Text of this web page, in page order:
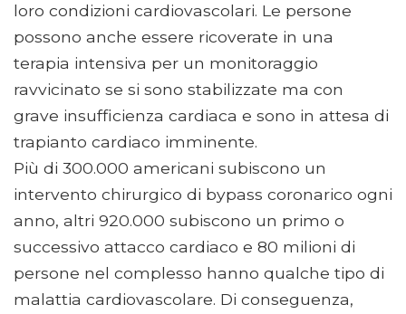
loro condizioni cardiovascolari. Le persone
possono anche essere ricoverate in una
terapia intensiva per un monitoraggio
ravvicinato se si sono stabilizzate ma con
grave insufficienza cardiaca e sono in attesa di
trapianto cardiaco imminente.
Più di 300.000 americani subiscono un
intervento chirurgico di bypass coronarico ogni
anno, altri 920.000 subiscono un primo o
successivo attacco cardiaco e 80 milioni di
persone nel complesso hanno qualche tipo di
malattia cardiovascolare. Di conseguenza,